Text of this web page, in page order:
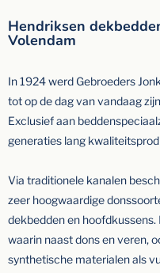
Hendriksen
Volendam
In 1924 werd Gebroeders
tot op de dag van vandaag
Exclusief aan
generaties lang
Via traditionele kanalen
zeer hoogwaardige
dekbedden en hoofdkussens.
waarin naast dons en veren,
synthetische materialen als